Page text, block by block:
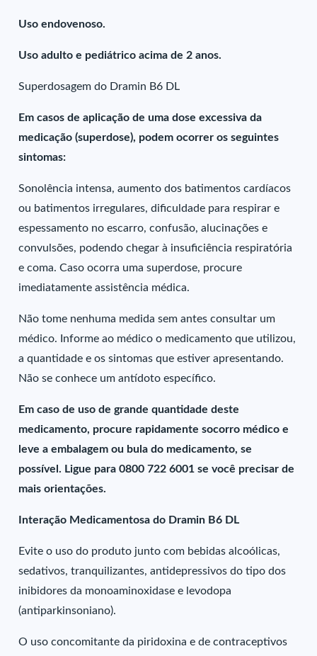
Uso endovenoso.
Uso adulto e pediátrico acima de 2 anos.
Superdosagem do Dramin B6 DL
Em casos de aplicação de uma dose excessiva da
medicação (superdose), podem ocorrer os seguintes
sintomas:
Sonolência intensa, aumento dos batimentos cardíacos
ou batimentos irregulares, dificuldade para respirar e
espessamento no escarro, confusão, alucinações e
convulsões, podendo chegar à insuficiência respiratória
e coma. Caso ocorra uma superdose, procure
imediatamente assistência médica.
Não tome nenhuma medida sem antes consultar um
médico. Informe ao médico o medicamento que utilizou,
a quantidade e os sintomas que estiver apresentando.
Não se conhece um antídoto específico.
Em caso de uso de grande quantidade deste
medicamento, procure rapidamente socorro médico e
leve a embalagem ou bula do medicamento, se
possível. Ligue para 0800 722 6001 se você precisar de
mais orientações.
Interação Medicamentosa do Dramin B6 DL
Evite o uso do produto junto com bebidas alcoólicas,
sedativos, tranquilizantes, antidepressivos do tipo dos
inibidores da monoaminoxidase e levodopa
(antiparkinsoniano).
O uso concomitante da piridoxina e de contraceptivos